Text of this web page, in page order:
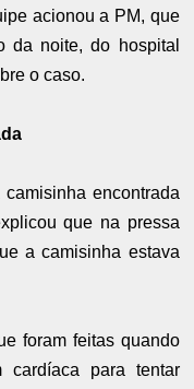
acionou a PM, que
da noite, do hospital
o caso.
encontrada
que na pressa
a camisinha estava
foram feitas quando
cardíaca para tentar